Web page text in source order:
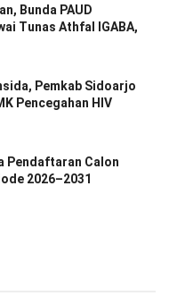
Bunda PAUD
Tunas Athfal IGABA,
Pemkab Sidoarjo
Pencegahan HIV
Pendaftaran Calon
2026–2031